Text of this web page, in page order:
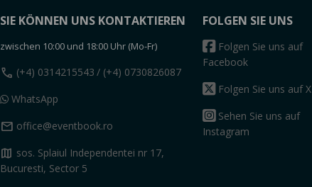
SIE KÖNNEN UNS KONTAKTIEREN
zwischen 10:00 und 18:00 Uhr (Mo-Fr)
call (+4) 0314215543 / (+4) 0730826087
WhatsApp
mail office@eventbook.ro
map sos. Splaiul Independentei nr 17,
Bucuresti, Sector 5
FOLGEN SIE UNS
Folgen Sie uns auf
Facebook
Folgen Sie uns auf X
Sehen Sie uns auf
Instagram